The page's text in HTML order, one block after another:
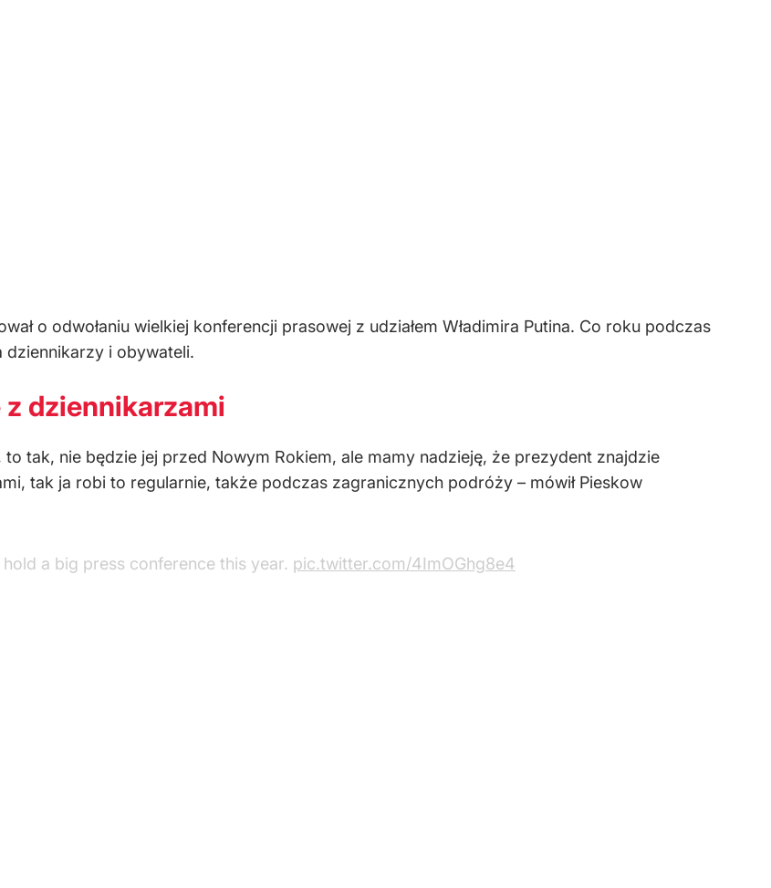
o odwołaniu wielkiej konferencji prasowej z udziałem Władimira Putina. Co roku podczas
i obywateli.
dziennikarzami
tak, nie będzie jej przed Nowym Rokiem, ale mamy nadzieję, że prezydent znajdzie
tak ja robi to regularnie, także podczas zagranicznych podróży – mówił Pieskow
a big press conference this year. pic.twitter.com/4ImOGhg8e4